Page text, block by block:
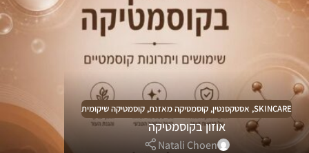
SKINCARE
, אסטקסנטין, קוסמטיקה מאזנת, קוסמטיקה שיקומית
אוזון בקוסמטיקה
Natali Choen